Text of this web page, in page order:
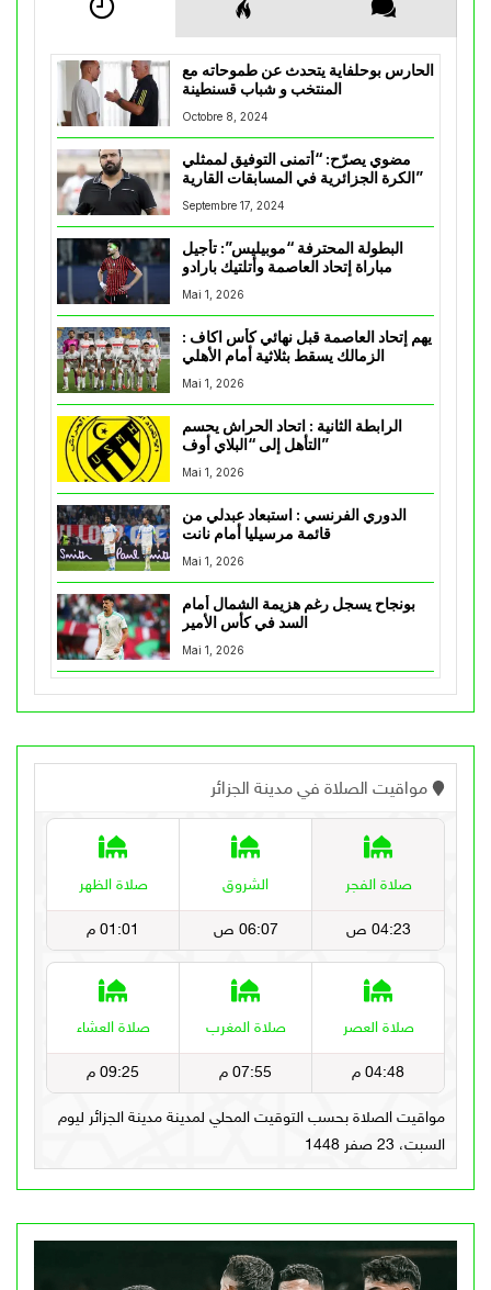
الحارس بوحلفاية يتحدث عن طموحاته مع
المنتخب و شباب قسنطينة
Octobre 8, 2024
مضوي يصرّح: “أتمنى التوفيق لممثلي
الكرة الجزائرية في المسابقات القارية”
Septembre 17, 2024
البطولة المحترفة “موبيليس”: تأجيل
مباراة إتحاد العاصمة وأتلتيك بارادو
Mai 1, 2026
يهم إتحاد العاصمة قبل نهائي كأس اكاف :
Mai 1, 2026
الرابطة الثانية : اتحاد الحراش يحسم
التأهل إلى “البلاي أوف”
Mai 1, 2026
الدوري الفرنسي : استبعاد عبدلي من
قائمة مرسيليا أمام نانت
Mai 1, 2026
بونجاح يسجل رغم هزيمة الشمال أمام
السد في كأس الأمير
Mai 1, 2026